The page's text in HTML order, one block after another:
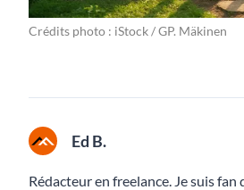
Crédits photo : iStock / GP. Mäkinen
Ed B.
Rédacteur en freelance. Je suis